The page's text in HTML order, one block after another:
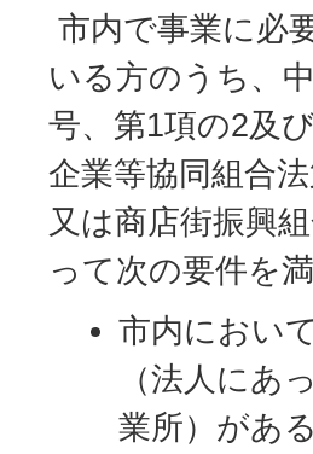
市内で事業に必
いる方のうち、
号、第1項の2及
企業等協同組合
又は商店街振興
って次の要件を満
市内におい
（法人にあ
業所）があ